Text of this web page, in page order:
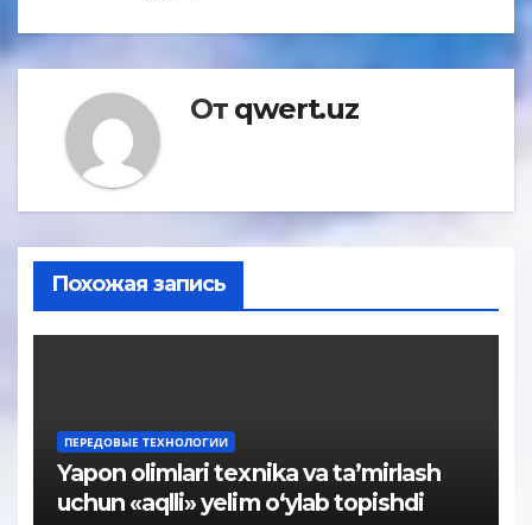
От qwert.uz
Похожая запись
ПЕРЕДОВЫЕ ТЕХНОЛОГИИ
Yapon olimlari texnika va ta’mirlash
uchun «aqlli» yelim o‘ylab topishdi